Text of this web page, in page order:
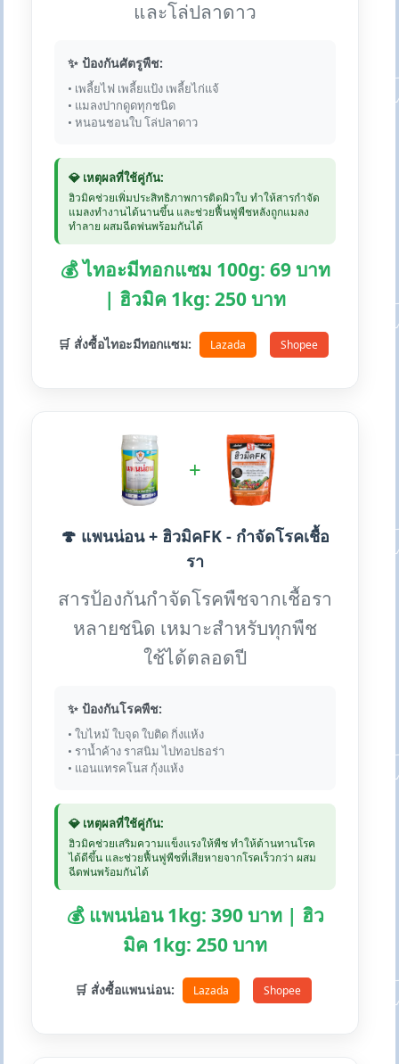
และโล่ปลาดาว
✨ ป้องกันศัตรูพืช:
• เพลี้ยไฟ เพลี้ยแป้ง เพลี้ยไก่แจ้
• แมลงปากดูดทุกชนิด
• หนอนชอนใบ โล่ปลาดาว
💎 เหตุผลที่ใช้คู่กัน:
ฮิวมิคช่วยเพิ่มประสิทธิภาพการติดผิวใบ ทำให้สารกำจัด
แมลงทำงานได้นานขึ้น และช่วยฟื้นฟูพืชหลังถูกแมลง
ทำลาย ผสมฉีดพ่นพร้อมกันได้
💰 ไทอะมีทอกแซม 100g: 69 บาท
| ฮิวมิค 1kg: 250 บาท
🛒 สั่งซื้อไทอะมีทอกแซม: Lazada Shopee
+
🍄 แพนน่อน + ฮิวมิคFK - กำจัดโรคเชื้อ
รา
สารป้องกันกำจัดโรคพืชจากเชื้อรา
หลายชนิด เหมาะสำหรับทุกพืช
ใช้ได้ตลอดปี
✨ ป้องกันโรคพืช:
• ใบไหม้ ใบจุด ใบติด กิ่งแห้ง
• ราน้ำค้าง ราสนิม ไปทอปธอร่า
• แอนแทรคโนส กุ้งแห้ง
💎 เหตุผลที่ใช้คู่กัน:
ฮิวมิคช่วยเสริมความแข็งแรงให้พืช ทำให้ต้านทานโรค
ได้ดีขึ้น และช่วยฟื้นฟูพืชที่เสียหายจากโรคเร็วกว่า ผสม
ฉีดพ่นพร้อมกันได้
💰 แพนน่อน 1kg: 390 บาท | ฮิว
มิค 1kg: 250 บาท
🛒 สั่งซื้อแพนน่อน: Lazada Shopee